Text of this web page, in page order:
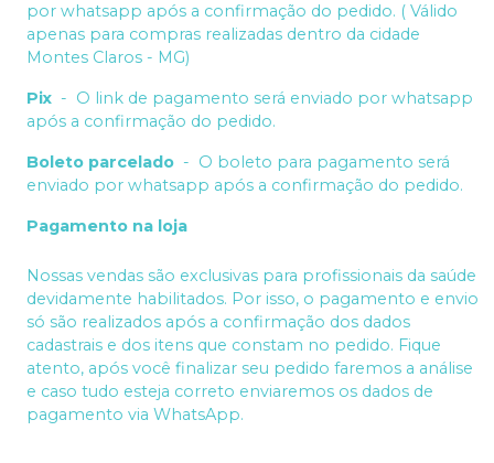
por whatsapp após a confirmação do pedido. ( Válido
apenas para compras realizadas dentro da cidade
Montes Claros - MG)
Pix - O link de pagamento será enviado por whatsapp
após a confirmação do pedido.
Boleto parcelado - O boleto para pagamento será
enviado por whatsapp após a confirmação do pedido.
Pagamento na loja
Nossas vendas são exclusivas para profissionais da saúde
devidamente habilitados. Por isso, o pagamento e envio
só são realizados após a confirmação dos dados
cadastrais e dos itens que constam no pedido. Fique
atento, após você finalizar seu pedido faremos a análise
e caso tudo esteja correto enviaremos os dados de
pagamento via WhatsApp.